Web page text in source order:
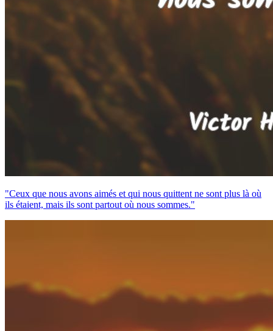
"Ceux que nous avons aimés et qui nous quittent ne sont plus là où
ils étaient, mais ils sont partout où nous sommes."